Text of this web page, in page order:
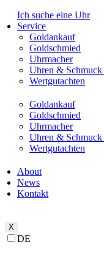
Ich suche eine Uhr
Service
Goldankauf
Goldschmied
Uhrmacher
Uhren &
Wertgutachten
Goldankauf
Goldschmied
Uhrmacher
Uhren &
Wertgutachten
About
News
Kontakt
X
DE